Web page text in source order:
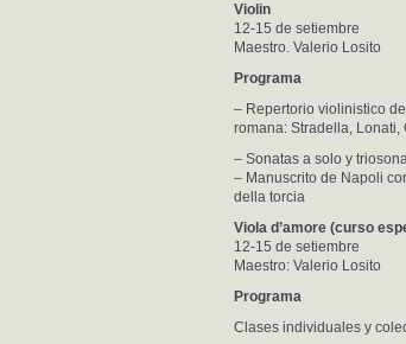
Violin
12-15 de setiembre
Maestro. Valerio Losito
Programa
– Repertorio violinistico
romana: Stradella, Lonati,
– Sonatas a solo y
– Manuscrito de Napoli
della torcia
Viola d’amore (curso
12-15 de setiembre
Maestro: Valerio Losito
Programa
Clases individuales y